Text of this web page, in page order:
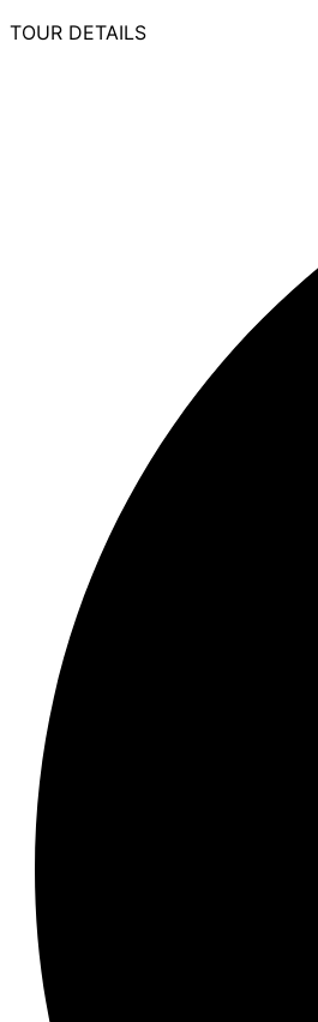
TOUR DETAILS